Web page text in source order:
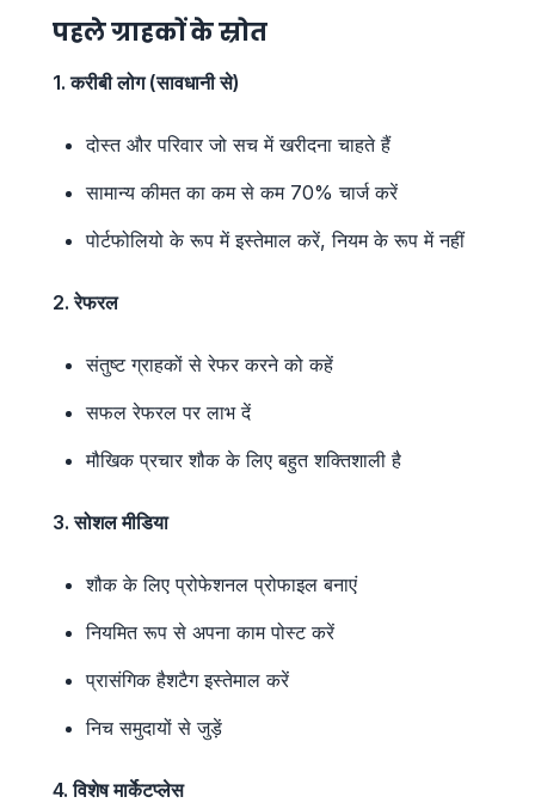
पहले ग्राहकों के स्रोत
1. करीबी लोग (सावधानी से)
दोस्त और परिवार जो सच में खरीदना चाहते हैं
सामान्य कीमत का कम से कम 70% चार्ज करें
पोर्टफोलियो के रूप में इस्तेमाल करें, नियम के रूप में नहीं
2. रेफरल
संतुष्ट ग्राहकों से रेफर करने को कहें
सफल रेफरल पर लाभ दें
मौखिक प्रचार शौक के लिए बहुत शक्तिशाली है
3. सोशल मीडिया
शौक के लिए प्रोफेशनल प्रोफाइल बनाएं
नियमित रूप से अपना काम पोस्ट करें
प्रासंगिक हैशटैग इस्तेमाल करें
निच समुदायों से जुड़ें
4. विशेष मार्केटप्लेस